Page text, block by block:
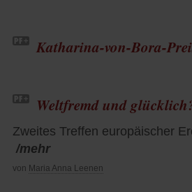
Katharina-von-Bora-
Weltfremd und
Zweites Treffen europäischer
/mehr
von Maria Anna Leenen